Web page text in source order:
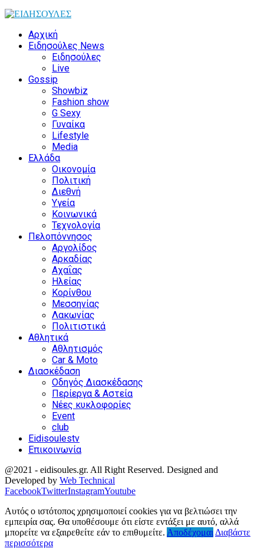
Αρχική
Ειδησούλες News
Ειδησούλες
Live
Gossip
Showbiz
Fashion show
G Sexy
Γυναίκα
Lifestyle
Media
Ελλάδα
Οικονομία
Πολιτική
Διεθνή
Υγεία
Κοινωνικά
Τεχνολογία
Πελοπόννησος
Αργολίδος
Αρκαδίας
Αχαΐας
Ηλείας
Κορίνθου
Μεσσηνίας
Λακωνίας
Πολιτιστικά
Αθλητικά
Αθλητισμός
Car & Moto
Διασκέδαση
Οδηγός Διασκέδασης
Περίεργα & Αστεία
Νέες κυκλοφορίες
Event
club
Eidisoulestv
Επικοινωνία
@2021 - eidisoules.gr. All Right Reserved. Designed and
Developed by Web Technical
FacebookTwitterInstagramYoutube
Αυτός ο ιστότοπος χρησιμοποιεί cookies για να βελτιώσει την
εμπειρία σας. Θα υποθέσουμε ότι είστε εντάξει με αυτό, αλλά
μπορείτε να εξαιρεθείτε εάν το επιθυμείτε. Αποδέχομαι Διαβάστε
περισσότερα